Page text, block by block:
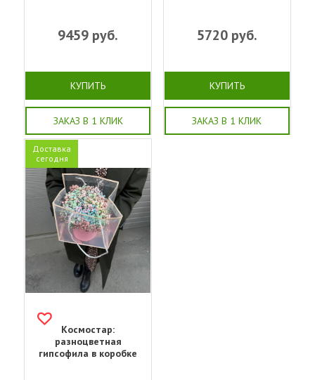
9459 руб.
КУПИТЬ
ЗАКАЗ В 1 КЛИК
5720руб.
КУПИТЬ
ЗАКАЗ В 1 КЛИК
Доставка
сегодня
Космостар:
разноцветная
гипсофила в коробке